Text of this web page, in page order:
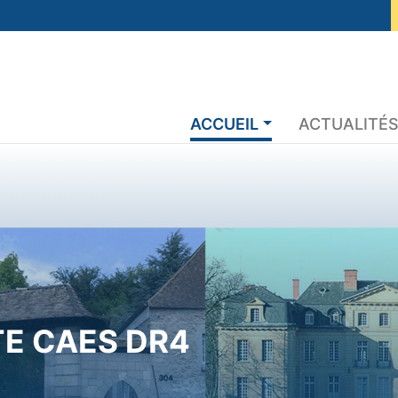
ACCUEIL ACTUALITÉS
CAES DR4